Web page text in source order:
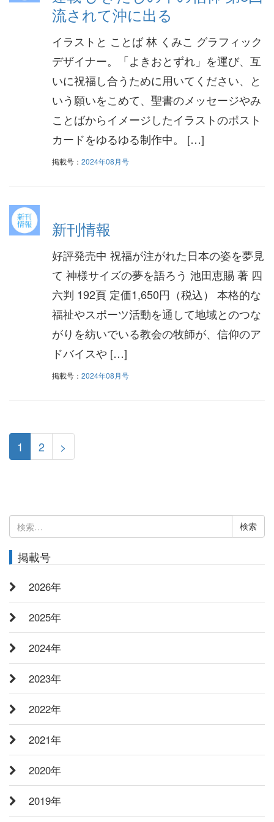
流されて沖に出る
イラストと ことば 林 くみこ グラフィック
デザイナー。「よきおとずれ」を運び、互
いに祝福し合うために用いてください、と
いう願いをこめて、聖書のメッセージやみ
ことばからイメージしたイラストのポスト
カードをゆるゆる制作中。 […]
掲載号： 2024年08月号
新刊情報
好評発売中 祝福が注がれた日本の姿を夢見
て 神様サイズの夢を語ろう 池田恵賜 著 四
六判 192頁 定価1,650円（税込） 本格的な
福祉やスポーツ活動を通して地域とのつな
がりを紡いでいる教会の牧師が、信仰のア
ドバイスや […]
掲載号： 2024年08月号
1 2 >
検
索:
掲載号
2026年
2025年
2024年
2023年
2022年
2021年
2020年
2019年